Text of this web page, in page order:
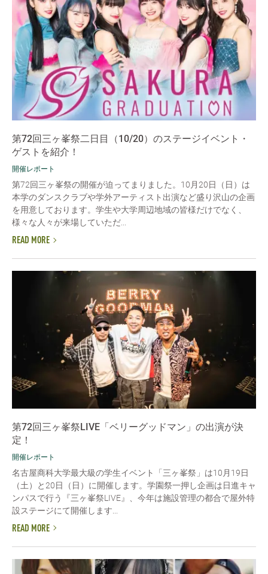
第72回三ヶ峯祭二日目（10/20）のステージイベント・
ゲストを紹介！
開催レポート
第72回三ヶ峯祭の開催が迫ってまりました。10月20日（日）は
本学のダンスクラブや学外アーティスト出演など盛り沢山の企画
を用意しております。学生や大学周辺地域の皆様だけでなく、
様々な人々が来場していただ...
READ MORE
第72回三ヶ峯祭LIVE「ベリーグッドマン」の出演が決
定！
開催レポート
名古屋商科大学最大級の学生イベント「三ヶ峯祭」は10月19日
（土）と20日（日）に開催します。学園祭一押し企画は日進キャ
ンパスで行う『三ヶ峯祭LIVE』、今年は施設管理の都合で屋外特
設ステージにて開催します...
READ MORE